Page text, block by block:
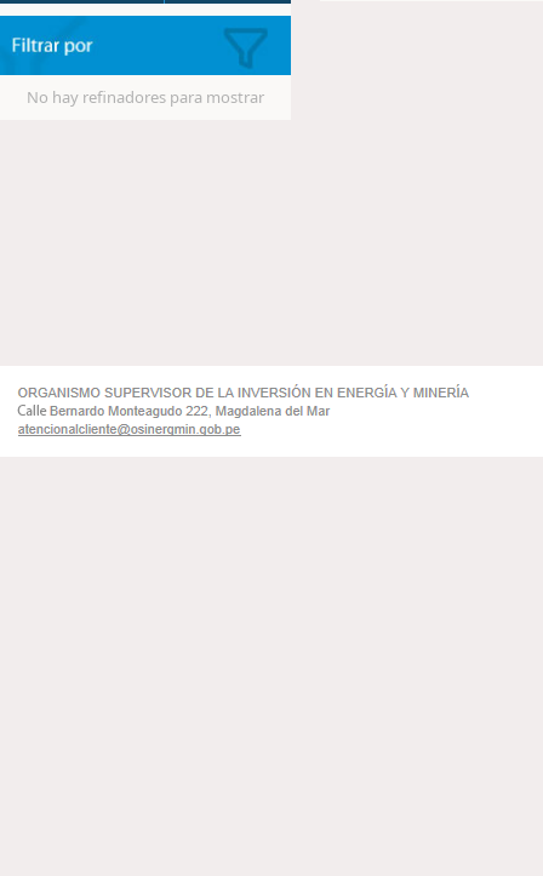
No hay refinadores para mostrar